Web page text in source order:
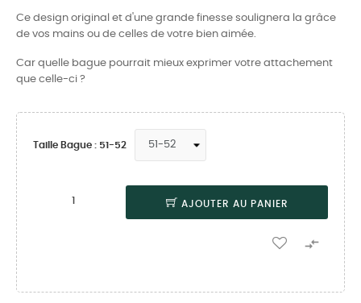
Ce design original et d'une grande finesse soulignera la grâce
de vos mains ou de celles de votre bien aimée.
Car quelle bague pourrait mieux exprimer votre attachement
que celle-ci ?
Taille Bague : 51-52
AJOUTER AU PANIER
